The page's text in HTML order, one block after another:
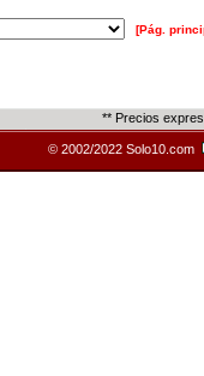
[Pág.
** Precios
© 2002/2022 Solo10.com